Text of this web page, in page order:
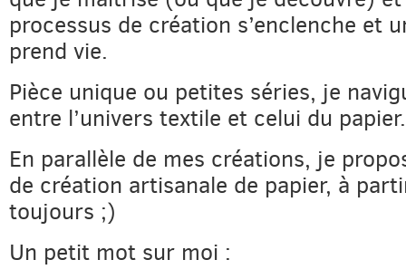
processus de création s’enclenche et
prend vie.
Pièce unique ou petites séries, je
entre l’univers textile et celui du papier.
En parallèle de mes créations, je
de création artisanale de papier, à
toujours ;)
Un petit mot sur moi :